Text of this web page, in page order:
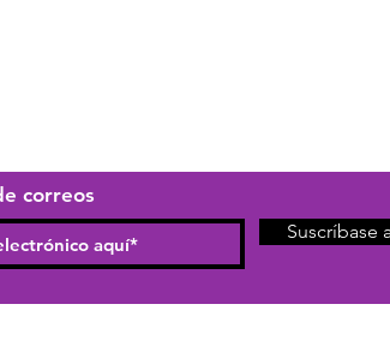
correos
Suscríbase